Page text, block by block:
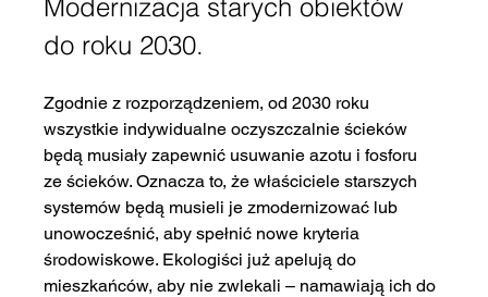
Modernizacja starych obiektów
do roku 2030.
Zgodnie z rozporządzeniem, od 2030 roku
wszystkie indywidualne oczyszczalnie ścieków
będą musiały zapewnić usuwanie azotu i fosforu
ze ścieków. Oznacza to, że właściciele starszych
systemów będą musieli je zmodernizować lub
unowocześnić, aby spełnić nowe kryteria
środowiskowe. Ekologiści już apelują do
mieszkańców, aby nie zwlekali – namawiają ich do